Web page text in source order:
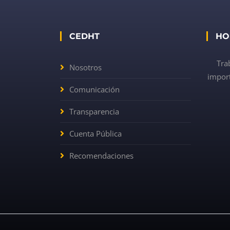
CEDHT
Nosotros
Comunicación
Transparencia
Cuenta Pública
Recomendaciones